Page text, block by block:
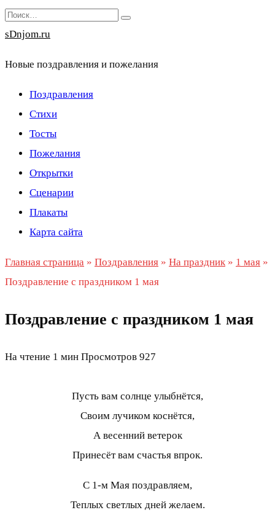
Перейти
к
Search
for:
sDnjom.ru
Новые поздравления и пожелания
Поздравления
Стихи
Тосты
Пожелания
Открытки
Сценарии
Плакаты
Карта сайта
Главная страница » Поздравления » На праздник » 1 мая »
Поздравление с праздником 1 мая
Поздравление с праздником 1 мая
На чтение 1 мин Просмотров 927
Пусть вам солнце улыбнётся,
Своим лучиком коснётся,
А весенний ветерок
Принесёт вам счастья впрок.
С 1-м Мая поздравляем,
Теплых светлых дней желаем.